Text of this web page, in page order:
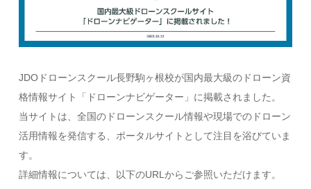
JDOドローンスクール長野駒ヶ根校が国内最大級のドローン資
格情報サイト「ドローンナビゲーター」に掲載されました。
当サイトは、全国のドローンスクール情報や現場でのドローン
活用情報を発信する、ポータルサイトとして注目を浴びていま
す。
詳細情報については、以下のURLからご参照いただけます。